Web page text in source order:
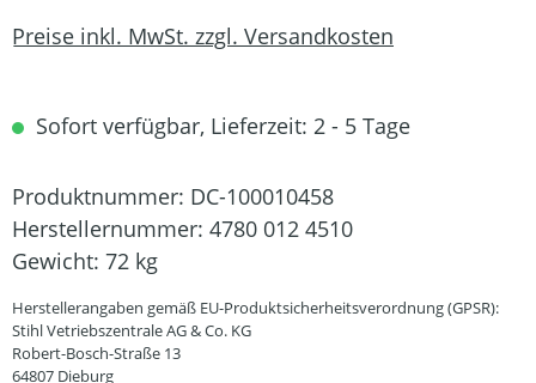
Preise inkl. MwSt. zzgl. Versandkosten
Sofort verfügbar, Lieferzeit: 2 - 5 Tage
Produktnummer: DC-100010458
Herstellernummer: 4780 012 4510
Gewicht: 72 kg
Herstellerangaben gemäß EU-Produktsicherheitsverordnung (GPSR):
Stihl Vetriebszentrale AG & Co. KG
Robert-Bosch-Straße 13
64807 Dieburg